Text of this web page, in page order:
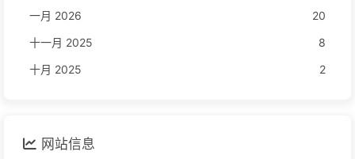
一月 2026
20
十一月 2025
8
十月 2025
2
网站信息